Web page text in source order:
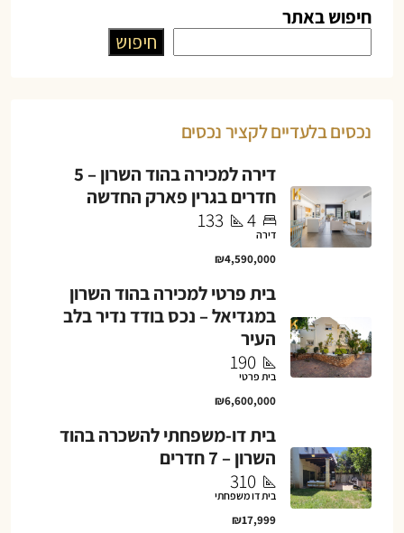
חיפוש באתר
חיפוש
נכסים בלעדיים לקציר נכסים
דירה למכירה בהוד השרון – 5
חדרים בגרין פארק החדשה
4
133
דירה
₪4,590,000
בית פרטי למכירה בהוד השרון
במגדיאל – נכס בודד נדיר בלב
העיר
190
בית פרטי
₪6,600,000
בית דו-משפחתי להשכרה בהוד
השרון – 7 חדרים
310
בית דו משפחתי
₪17,999